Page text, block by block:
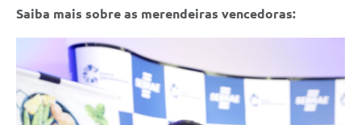
Saiba mais sobre as merendeiras vencedoras: